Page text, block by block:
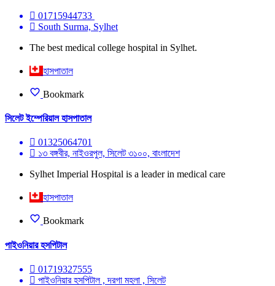
01715944733
South Surma, Sylhet
The best medical college hospital in Sylhet.
হাসপাতাল
Bookmark
সিলেট ইম্পেরিয়াল হাসপাতাল
01325064701
১৩ বঙ্গবীর, নাইওরপুল, সিলেট ৩১০০, বাংলাদেশ
Sylhet Imperial Hospital is a leader in medical care
হাসপাতাল
Bookmark
পাইওনিয়ার হসপিটাল
01719327555
পাইওনিয়ার হসপিটাল , দরগা মহলা , সিলেট